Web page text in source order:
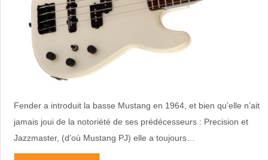
jamais joui de la notoriété de ses prédécesseurs : Precision et
Jazzmaster, (d’où Mustang PJ) elle a toujours…
LIRE LA SUITE…